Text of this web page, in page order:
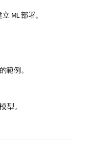
ML 部署。
範例。
型。